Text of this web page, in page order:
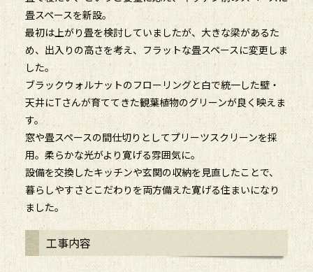
畳スペースを新設。
最初は上がり畳を検討していましたが、大きな梁があるた
め、出入りの高さを考え、フラットな畳スペースに変更しま
した。
ブラックウォルナットのフローリングと白で統一した壁・
天井にTさんが育ててきた観葉植物のグリーンが良く映えま
す。
窓や畳スペースの間仕切りとしてプリーツスクリーンを採
用。柔らかな光がより寛げる雰囲気に。
設備を交換したキッチンや玄関の収納を見直したことで、
暮らしやすさとこだわりを両方備えた寛げる住まいになり
ました。
工事内容